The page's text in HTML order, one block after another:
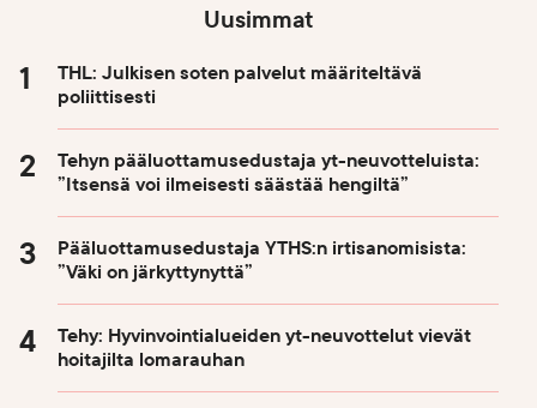
Uusimmat
THL: Julkisen soten palvelut määriteltävä
poliittisesti
Tehyn pääluottamusedustaja yt-neuvotteluista:
”Itsensä voi ilmeisesti säästää hengiltä”
Pääluottamusedustaja YTHS:n irtisanomisista:
”Väki on järkyttynyttä”
Tehy: Hyvinvointialueiden yt-neuvottelut vievät
hoitajilta lomarauhan